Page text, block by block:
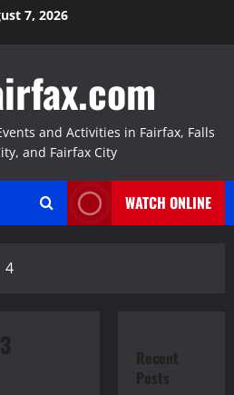
7, 2026
and Activities in Fairfax, Falls
and Fairfax City
WATCH ONLINE
4
Recent
Posts